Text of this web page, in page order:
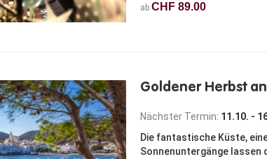
abCHF 89.00
Goldener Herbst
Nächster Termin: 11.10. -
Die fantastische Küste,
Sonnenuntergänge lassen